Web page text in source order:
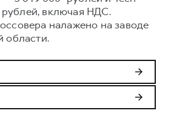
КЛИЕНТАМ
клиентам
автопарком GWM Fleet
клиентов
GWM
рублей, включая НДС.
налажено на заводе
области.